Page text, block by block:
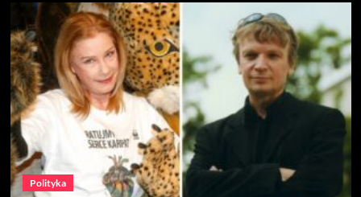
Polityka